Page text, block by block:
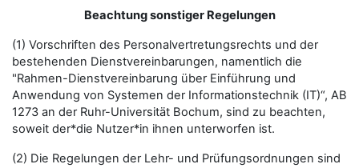
Beachtung sonstiger Regelungen
(1) Vorschriften des Personalvertretungsrechts und der
bestehenden Dienstvereinbarungen, namentlich die
"Rahmen-Dienstvereinbarung über Einführung und
Anwendung von Systemen der Informationstechnik (IT)“, AB
1273 an der Ruhr-Universität Bochum, sind zu beachten,
soweit der*die Nutzer*in ihnen unterworfen ist.
(2) Die Regelungen der Lehr- und Prüfungsordnungen sind